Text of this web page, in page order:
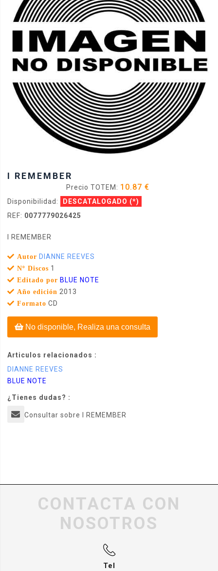
I REMEMBER
Precio TOTEM: 10.87 €
Disponibilidad: DESCATALOGADO (*)
REF: 0077779026425
I REMEMBER
Autor DIANNE REEVES
Nº Discos 1
Editado por BLUE NOTE
Año edición 2013
Formato CD
No disponible, Realiza una consulta
Articulos relacionados :
DIANNE REEVES
BLUE NOTE
¿Tienes dudas? :
Consultar sobre I REMEMBER
CONTACTA CON
NOSOTROS
Tel